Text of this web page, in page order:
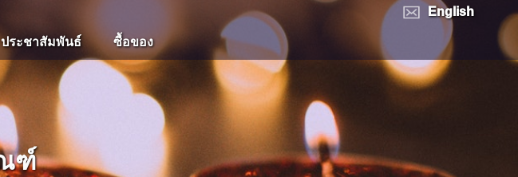
English
ประชาสัมพันธ์ ซื้อของ
ฑ์